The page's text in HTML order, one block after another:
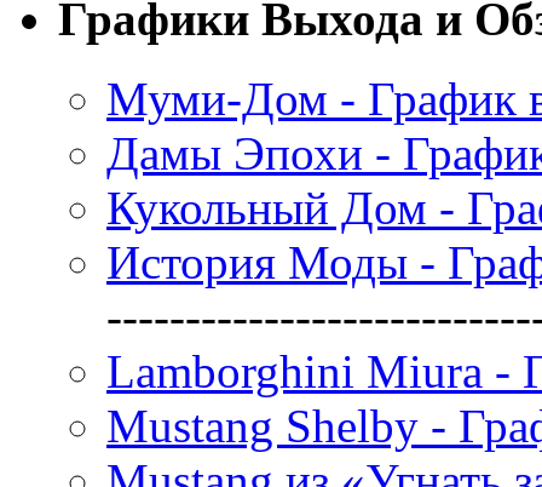
Графики Выхода и
Муми-Дом - График
Дамы Эпохи -
Кукольный Дом -
История Моды -
Lamborghini Miura -
Mustang Shelby -